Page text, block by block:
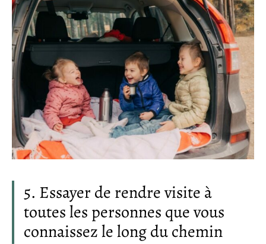
5. Essayer de rendre visite à
toutes les personnes que vous
connaissez le long du chemin